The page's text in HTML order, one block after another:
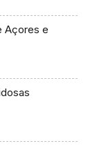
Açores e